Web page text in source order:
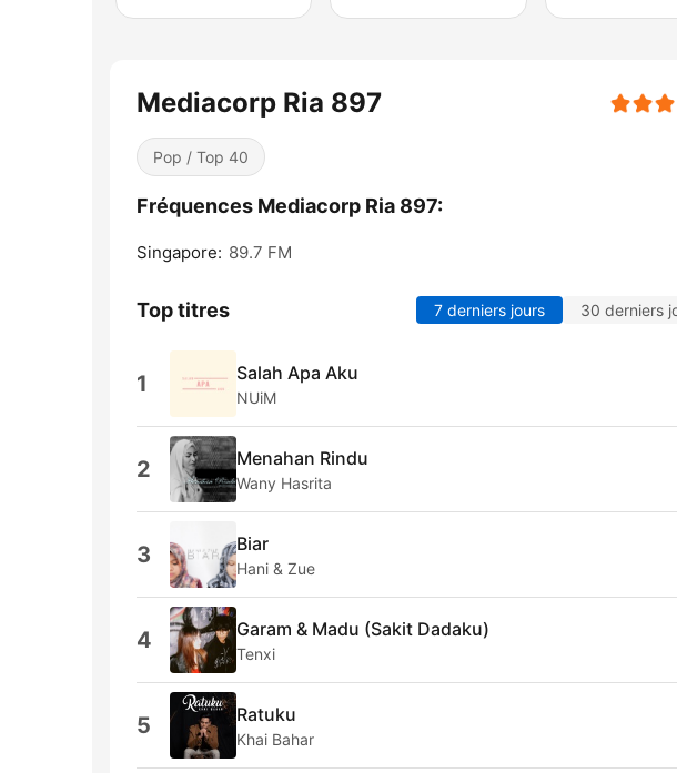
Mediacorp Ria 897
Pop / Top 40
Fréquences Mediacorp Ria 897:
Singapore: 89.7 FM
Top titres 7 derniers jours 30 derniers
1 Salah Apa Aku
NUiM
2 Menahan Rindu
Wany Hasrita
3 Biar
Hani & Zue
4 Garam & Madu (Sakit Dadaku)
Tenxi
5 Ratuku
Khai Bahar